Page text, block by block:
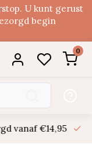
U kunt gerust
begin
0
vanaf €14,95